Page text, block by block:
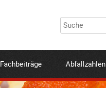
Fachbeiträge Abfallzahlen